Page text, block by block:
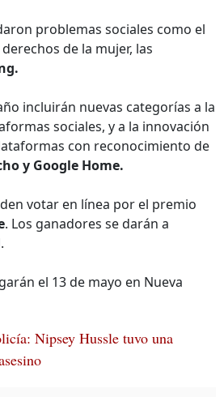
problemas sociales como el
de la mujer, las
incluirán nuevas categorías a la
sociales, y a la innovación
con reconocimiento de
y Google Home.
votar en línea por el premio
. Los ganadores se darán a
el 13 de mayo en Nueva
Nipsey Hussle tuvo una